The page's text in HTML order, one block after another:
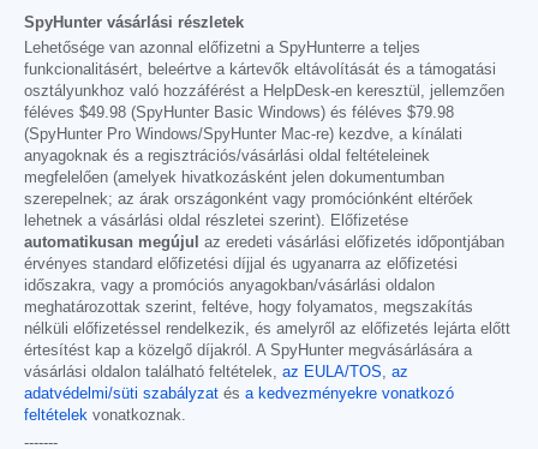
SpyHunter vásárlási részletek
Lehetősége van azonnal előfizetni a SpyHunterre a teljes
funkcionalitásért, beleértve a kártevők eltávolítását és a támogatási
osztályunkhoz való hozzáférést a HelpDesk-en keresztül, jellemzően
féléves $49.98 (SpyHunter Basic Windows) és féléves $79.98
(SpyHunter Pro Windows/SpyHunter Mac-re) kezdve, a kínálati
anyagoknak és a regisztrációs/vásárlási oldal feltételeinek
megfelelően (amelyek hivatkozásként jelen dokumentumban
szerepelnek; az árak országonként vagy promóciónként eltérőek
lehetnek a vásárlási oldal részletei szerint). Előfizetése
automatikusan megújul
az eredeti vásárlási előfizetés időpontjában
érvényes standard előfizetési díjjal és ugyanarra az előfizetési
időszakra, vagy a promóciós anyagokban/vásárlási oldalon
meghatározottak szerint, feltéve, hogy folyamatos, megszakítás
nélküli előfizetéssel rendelkezik, és amelyről az előfizetés lejárta előtt
értesítést kap a közelgő díjakról. A SpyHunter megvásárlására a
vásárlási oldalon található feltételek, az EULA/TOS, az
adatvédelmi/süti szabályzat és a kedvezményekre vonatkozó
feltételek vonatkoznak.
-------